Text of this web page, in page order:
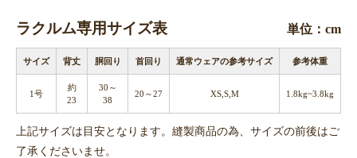
ラクルム専用サイズ表 単位：cm
サイズ 背丈 胴回り 首回り 通常ウェアの参考サイズ 参考体重
1号
約
23
30～
38
20～27 XS,S,M 1.8kg~3.8kg
上記サイズは目安となります。縫製商品の為、サイズの前後はご
了承くださいませ。